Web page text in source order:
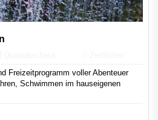
Freizeitprogramm voller Abenteuer
Schwimmen im hauseigenen